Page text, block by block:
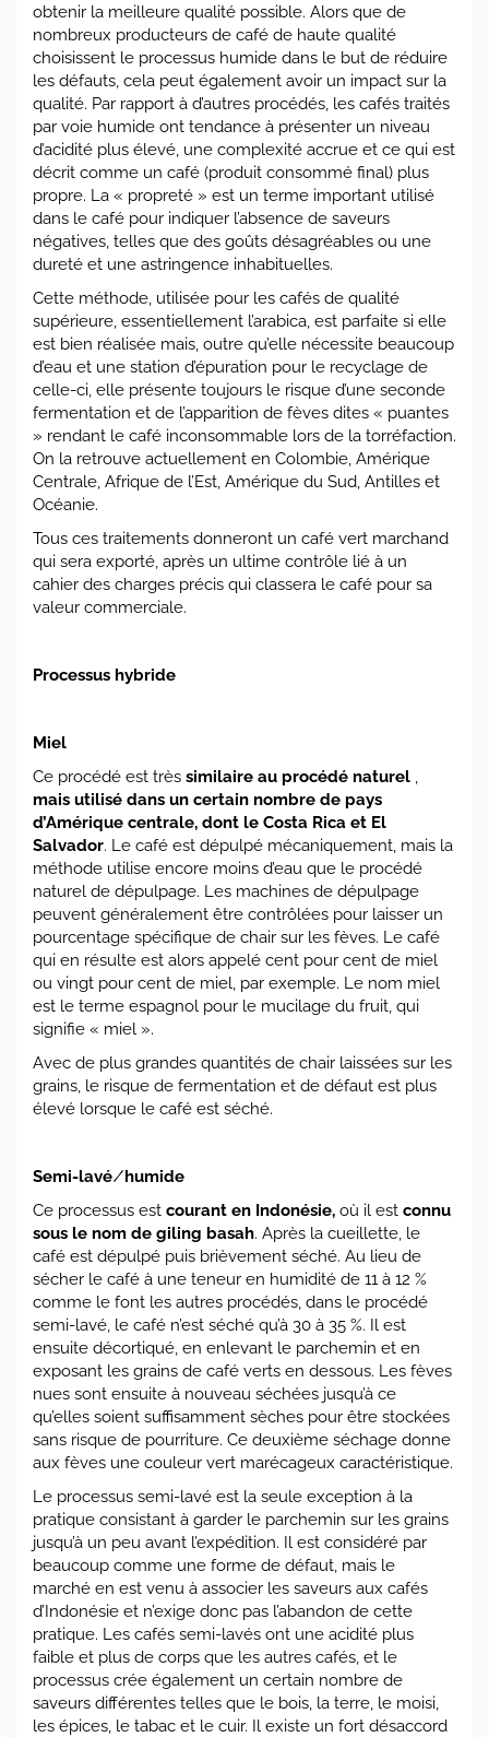
obtenir la meilleure qualité possible. Alors que de
nombreux producteurs de café de haute qualité
choisissent le processus humide dans le but de réduire
les défauts, cela peut également avoir un impact sur la
qualité. Par rapport à d’autres procédés, les cafés traités
par voie humide ont tendance à présenter un niveau
d’acidité plus élevé, une complexité accrue et ce qui est
décrit comme un café (produit consommé final) plus
propre. La « propreté » est un terme important utilisé
dans le café pour indiquer l’absence de saveurs
négatives, telles que des goûts désagréables ou une
dureté et une astringence inhabituelles.
Cette méthode, utilisée pour les cafés de qualité
supérieure, essentiellement l’arabica, est parfaite si elle
est bien réalisée mais, outre qu’elle nécessite beaucoup
d’eau et une station d’épuration pour le recyclage de
celle-ci, elle présente toujours le risque d’une seconde
fermentation et de l’apparition de fèves dites « puantes
» rendant le café inconsommable lors de la torréfaction.
On la retrouve actuellement en Colombie, Amérique
Centrale, Afrique de l’Est, Amérique du Sud, Antilles et
Océanie.
Tous ces traitements donneront un café vert marchand
qui sera exporté, après un ultime contrôle lié à un
cahier des charges précis qui classera le café pour sa
valeur commerciale.
Processus hybride
Miel
Ce procédé est très similaire au procédé naturel ,
mais utilisé dans un certain nombre de pays
d’Amérique centrale, dont le Costa Rica et El
Salvador. Le café est dépulpé mécaniquement, mais la
méthode utilise encore moins d’eau que le procédé
naturel de dépulpage. Les machines de dépulpage
peuvent généralement être contrôlées pour laisser un
pourcentage spécifique de chair sur les fèves. Le café
qui en résulte est alors appelé cent pour cent de miel
ou vingt pour cent de miel, par exemple. Le nom miel
est le terme espagnol pour le mucilage du fruit, qui
signifie « miel ».
Avec de plus grandes quantités de chair laissées sur les
grains, le risque de fermentation et de défaut est plus
élevé lorsque le café est séché.
Semi-lavé ⁄ humide
Ce processus est courant en Indonésie, où il est connu
sous le nom de giling basah. Après la cueillette, le
café est dépulpé puis brièvement séché. Au lieu de
sécher le café à une teneur en humidité de 11 à 12 %
comme le font les autres procédés, dans le procédé
semi-lavé, le café n’est séché qu’à 30 à 35 %. Il est
ensuite décortiqué, en enlevant le parchemin et en
exposant les grains de café verts en dessous. Les fèves
nues sont ensuite à nouveau séchées jusqu’à ce
qu’elles soient suffisamment sèches pour être stockées
sans risque de pourriture. Ce deuxième séchage donne
aux fèves une couleur vert marécageux caractéristique.
Le processus semi-lavé est la seule exception à la
pratique consistant à garder le parchemin sur les grains
jusqu’à un peu avant l’expédition. Il est considéré par
beaucoup comme une forme de défaut, mais le
marché en est venu à associer les saveurs aux cafés
d’Indonésie et n’exige donc pas l’abandon de cette
pratique. Les cafés semi-lavés ont une acidité plus
faible et plus de corps que les autres cafés, et le
processus crée également un certain nombre de
saveurs différentes telles que le bois, la terre, le moisi,
les épices, le tabac et le cuir. Il existe un fort désaccord